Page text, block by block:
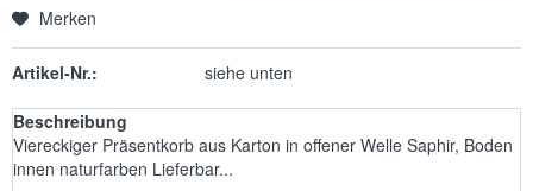
Merken
Artikel-Nr.: siehe unten
Beschreibung
Viereckiger Präsentkorb aus Karton in offener Welle Saphir, Boden
innen naturfarben Lieferbar...